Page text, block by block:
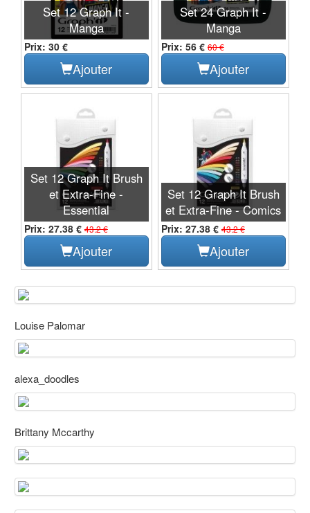
Set 12 Graph It -
Manga
Prix: 30 €
Ajouter
Set 24 Graph It -
Manga
Prix: 56 € 60 €
Ajouter
Set 12 Graph It Brush
et Extra-Fine -
Essential
Prix: 27.38 € 43.2 €
Ajouter
Set 12 Graph It Brush
et Extra-Fine - Comics
Prix: 27.38 € 43.2 €
Ajouter
Louise Palomar
alexa_doodles
Brittany Mccarthy